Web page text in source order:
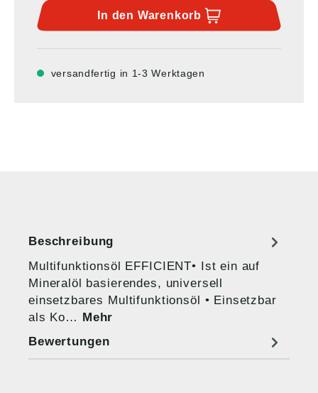
In den Warenkorb
versandfertig in 1-3 Werktagen
Beschreibung
Multifunktionsöl EFFICIENT• Ist ein auf
Mineralöl basierendes, universell
einsetzbares Multifunktionsöl • Einsetzbar
als Ko… Mehr
Bewertungen